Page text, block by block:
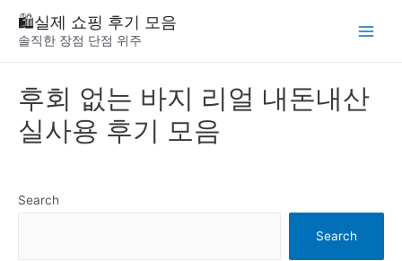
🛍️실제 쇼핑 후기 모음
솔직한 장점 단점 위주
Search
Search
후회 없는 바지 리얼 내돈내산
실사용 후기 모음